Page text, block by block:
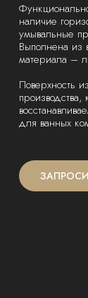
наличие
умывальные
Выполнена из
материала –
Поверхность
для ванных